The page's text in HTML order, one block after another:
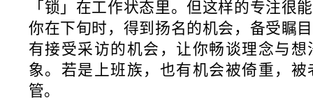
「锁」在工作状态里。但这样的专注很
你在下旬时，得到扬名的机会，备受瞩
有接受采访的机会，让你畅谈理念与
象。若是上班族，也有机会被倚重，
管。